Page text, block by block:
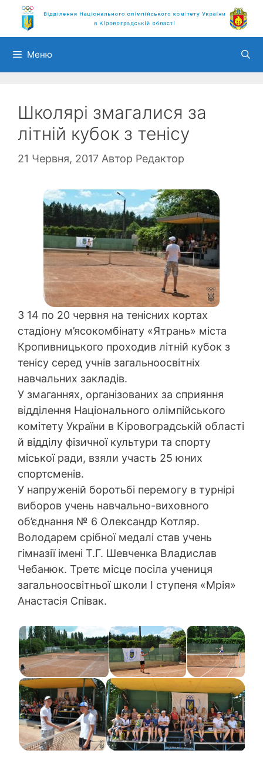
Перейти
вмісту
Меню
Школярі змагалися за
літній кубок з тенісу
21 Червня, 2017 Автор Редактор
З 14 по 20 червня на тенісних кортах
стадіону м’ясокомбінату «Ятрань» міста
Кропивницького проходив літній кубок з
тенісу серед учнів загальноосвітніх
навчальних закладів.
У змаганнях, організованих за сприяння
відділення Національного олімпійського
комітету України в Кіровоградській області
й відділу фізичної культури та спорту
міської ради, взяли участь 25 юних
спортсменів.
У напруженій боротьбі перемогу в турнірі
виборов учень навчально-виховного
об’єднання № 6 Олександр Котляр.
Володарем срібної медалі став учень
гімназії імені Т.Г. Шевченка Владислав
Чебанюк. Третє місце посіла учениця
загальноосвітньої школи І ступеня «Мрія»
Анастасія Співак.